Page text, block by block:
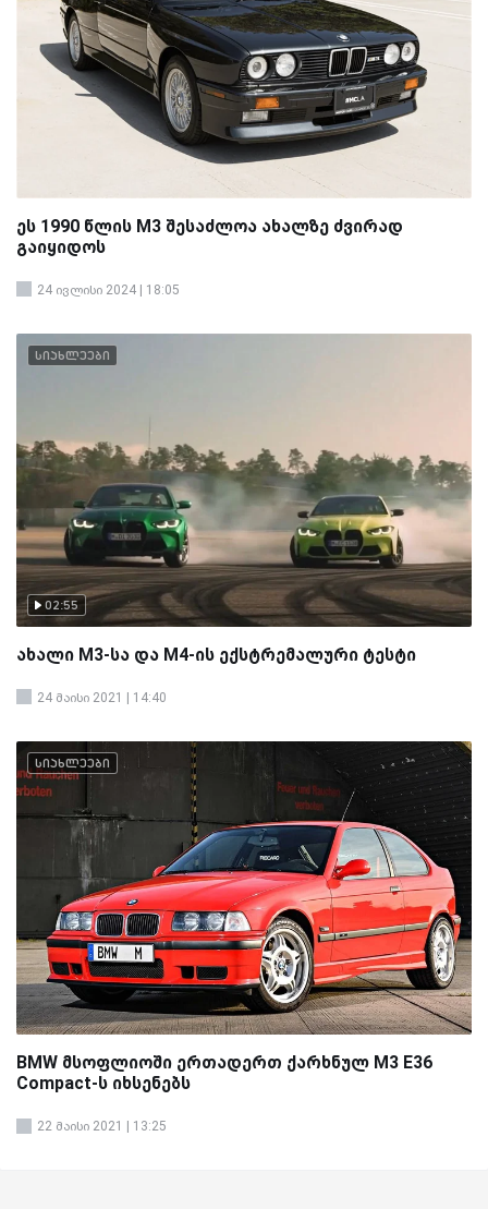
ეს 1990 წლის M3 შესაძლოა ახალზე ძვირად
გაიყიდოს
24 ივლისი 2024 | 18:05
სიახლეები
02:55
ახალი M3-სა და M4-ის ექსტრემალური ტესტი
24 მაისი 2021 | 14:40
სიახლეები
BMW მსოფლიოში ერთადერთ ქარხნულ M3 E36
Compact-ს იხსენებს
22 მაისი 2021 | 13:25